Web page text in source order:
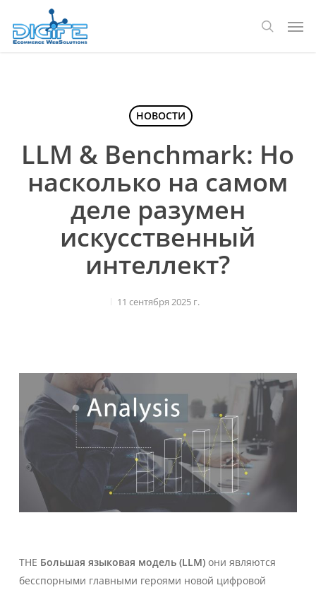
основному
поиск
НОВОСТИ
LLM & Benchmark: Но
насколько на самом
деле разумен
искусственный
интеллект?
11 сентября 2025 г.
THE Большая языковая модель (LLM)они являются
бесспорными главными героями новой цифровой